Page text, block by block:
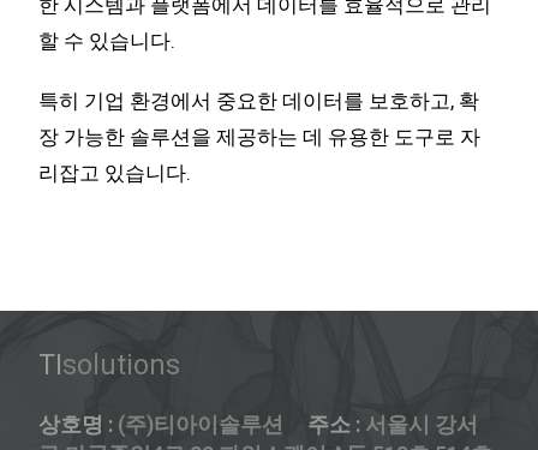
한 시스템과 플랫폼에서 데이터를 효율적으로 관리
할 수 있습니다.
특히 기업 환경에서 중요한 데이터를 보호하고, 확
장 가능한 솔루션을 제공하는 데 유용한 도구로 자
리잡고 있습니다.
TI solutions
상호명 : (주)티아이솔루션 주소 : 서울시 강서